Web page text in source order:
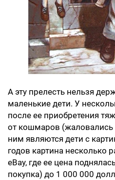
А эту прелесть нельзя
маленькие дети. У
после ее приобретения
от кошмаров (жаловались
ним являются дети с
годов картина несколько
eBay, где ее цена
покупка) до 1 000 000